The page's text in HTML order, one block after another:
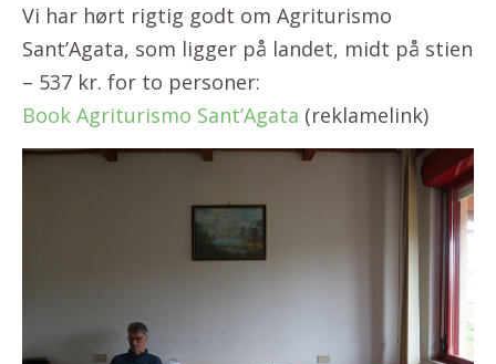
Vi har hørt rigtig godt om Agriturismo
Sant’Agata, som ligger på landet, midt på stien
– 537 kr. for to personer:
Book Agriturismo Sant’Agata (reklamelink)